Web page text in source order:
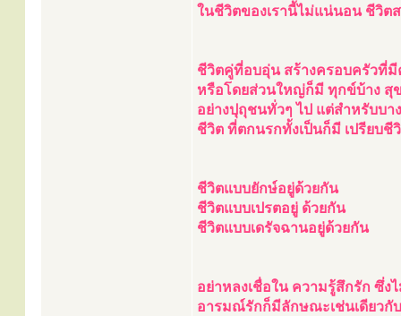
ในชีวิตของเรานี้ไม่แน่นอน ชีวิต
ชีวิตคู่ที่อบอุ่น สร้างครอบครัวที่
หรือโดยส่วนใหญ่ก็มี ทุกข์บ้าง สุ
อย่างปุถุชนทั่วๆ ไป แต่สำหรับบา
ชีวิต ที่ตกนรกทั้งเป็นก็มี เปรียบชี
ชีวิตแบบยักษ์อยู่ด้วยกัน
ชีวิตแบบเปรตอยู่ ด้วยกัน
ชีวิตแบบเดรัจฉานอยู่ด้วยกัน
อย่าหลงเชื่อใน ความรู้สึกรัก ซึ่ง
อารมณ์รักก็มีลักษณะเช่นเดียวกั